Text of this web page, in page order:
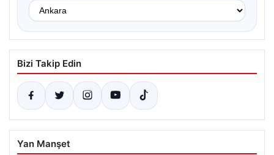
Bizi Takip Edin
Yan Manşet